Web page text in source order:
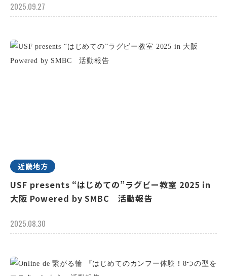
2025.09.27
近畿地方
USF presents “はじめての”ラグビー教室 2025 in
大阪 Powered by SMBC 活動報告
2025.08.30